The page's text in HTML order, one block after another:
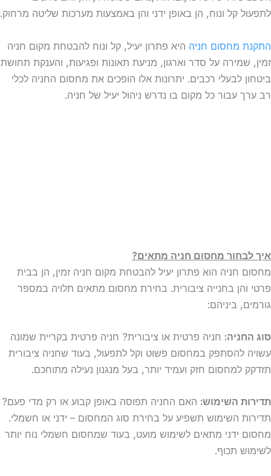
לתפעול קל ונוח, הן באופן ידני והן באמצעות מערכות שליטה מרחוק.
התקנת מחסום חניה היא פתרון יעיל, קל ונוח להבטחת מקום חניה
זמין, שמירה על סדר וארגון, מניעת תאונות ופגיעות, והענקת תחושת
ביטחון לבעלי רכבים. יתרונות אלו הופכים את מחסום החניה לכלי
רב ערך עבור כל מקום בו נדרש ניהול יעיל של חניה.
איך לבחור מחסום חניה מתאים?
מחסום חניה הוא פתרון יעיל להבטחת מקום חניה זמין, הן בבית
פרטי והן בחנייה ציבורית. בחירת מחסום מתאים תלויה במספר
גורמים, ביניהם:
סוג החניה: חניה פרטית או ציבורית? חניה פרטית בקריית שמונה
עשויה להסתפק במחסום פשוט וקל לתפעול, בעוד שחניה ציבורית
תזדקק למחסום חזק ועמיד יותר, בעל מנגנון נעילה מתוחכם.
תדירות השימוש: האם החניה תפוסה באופן קבוע או רק מדי פעם?
תדירות השימוש תשפיע על בחירת סוג המחסום – ידני או חשמלי.
מחסום ידני מתאים לשימוש מועט, בעוד שמחסום חשמלי נוח יותר
לשימוש תכוף.